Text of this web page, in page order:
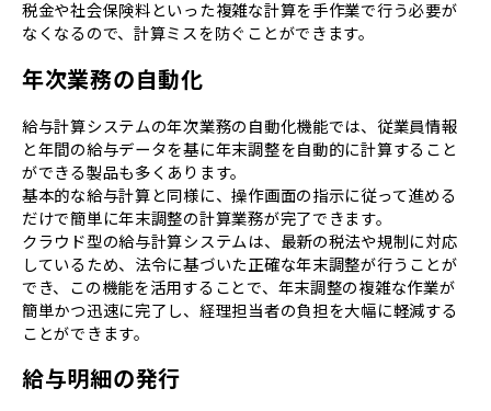
税金や社会保険料といった複雑な計算を手作業で行う必要が
なくなるので、計算ミスを防ぐことができます。
年次業務の自動化
給与計算システムの年次業務の自動化機能では、従業員情報
と年間の給与データを基に年末調整を自動的に計算すること
ができる製品も多くあります。
基本的な給与計算と同様に、操作画面の指示に従って進める
だけで簡単に年末調整の計算業務が完了できます。
クラウド型の給与計算システムは、最新の税法や規制に対応
しているため、法令に基づいた正確な年末調整が行うことが
でき、この機能を活用することで、年末調整の複雑な作業が
簡単かつ迅速に完了し、経理担当者の負担を大幅に軽減する
ことができます。
給与明細の発行